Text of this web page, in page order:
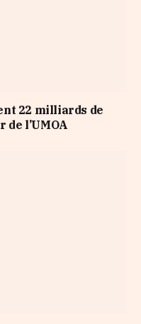
22 milliards de
l’UMOA